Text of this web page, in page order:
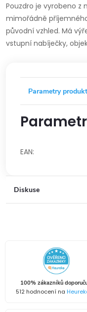
Pouzdro je vyrobeno z
mimořádně
původní vzhled. Má
vstupní nabíječky,
Parametry
EAN:
Diskuse
100% zákazníků
512 hodnocení na